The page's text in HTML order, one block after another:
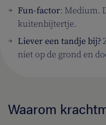
Fun-factor: Medium.
kuitenbijtertje.
Liever een tandje bij?
niet op de grond en
Waarom